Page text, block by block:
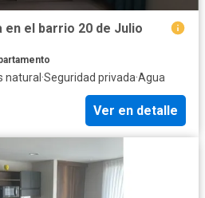
el barrio 20 de Julio
natural ·Seguridad privada·Agua
Ver en detalle